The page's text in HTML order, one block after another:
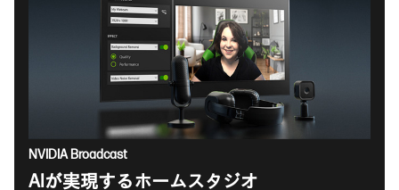
NVIDIA Broadcast
AIが実現するホームスタジオ